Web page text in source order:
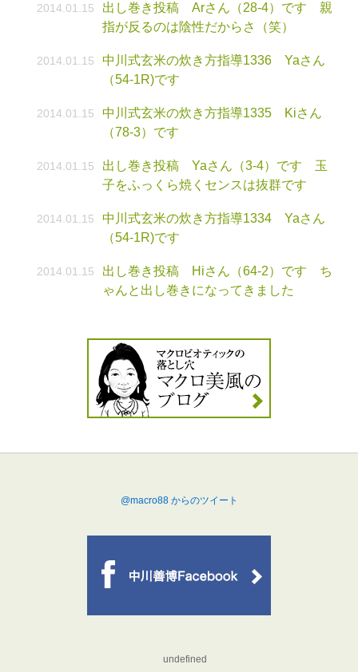
2014.01.15
出し巻き投稿 Arさん（28-4）です 親
指が反るのは陰性だからさ（笑）
2014.01.15
中川式玄米の炊き方指導1336 Yaさん
（54-1R)です
2014.01.15
中川式玄米の炊き方指導1335 Kiさん
（78-3）です
2014.01.15
出し巻き投稿 Yaさん（3-4）です 玉
子をふっくら焼くセンスは抜群です
2014.01.15
中川式玄米の炊き方指導1334 Yaさん
（54-1R)です
2014.01.15
出し巻き投稿 Hiさん（64-2）です ち
ゃんと出し巻きになってきました
@macro88 からのツイート
undefined